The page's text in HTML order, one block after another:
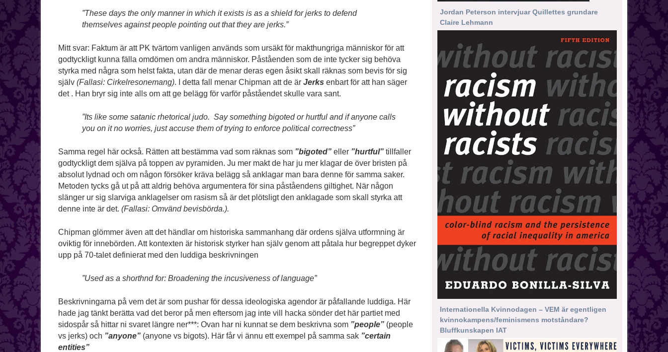
”These days the only manner in which itexists is as a shield for jerks to defend
themselves against people pointing out that they are jerks.”
Mitt svar: Faktum är att PK tvärtom vanligen används som ursäkt för makthungriga människor för att
godtyckligt kunna fälla omdömen om andra människor. Påståenden som de inte tycker sig behöva
styrka med några som helst fakta, utan där de menar deras egen åsikt skall räknas som bevis för sig
själv (Fallasi: Cirkelresonemang). I detta fall menar Chipman att de är Jerks enbart för att han säger
det . Han bryr sig inte alls om att ge belägg för varför påståendet skulle vara sant.
”Its like some satanic rhetorical judo. Say something bigoted or hurtful and if anyone calls
you on it no worries, just accuse them of trying to enforce political correctness”
Samma regel här också. Rätten att bestämma vad som räknas som ”bigoted” eller ”hurtful” tillfaller
godtyckligt dem själva på toppen av pyramiden. Ju mer makt de har ju mer klagar de över bristen på
absolut lydnad och om någon försöker kräva belägg så anklagar man bara denne för samma saker.
Metoden tycks gå ut på att aldrig behöva argumentera för sina påståendens giltighet. När någon
slänger ur sig slarviga anklagelser om rasism så är det plötsligt den anklagade som skall styrka att
denne inte är det. (Fallasi: Omvänd bevisbörda.).
Chipman glömmer även att det händlar om historiska sammanhang där ordens själva utformning är
oviktig för innebörden. Att kontexten är historisk styrker han själv genom att påtala hur begreppet dyker
upp på 70-talet definierat med den luddiga beskrivningen
”Used as a shorthnd for: Broadening the incusiveness of language”
Beskrivningarna på vem det är som pushar för dessa ideologiska agendor är påfallande luddiga. Här
hade jag tänkt berätta vad det beror på men eftersom jag inte vill hacka sönder det här partiet med
sidospår så hittar ni svaret längre ner***: Ovan har ni kunnat se dem beskrivna som ”people” (people
vs jerks) och ”anyone” (anyone vs bigots). Här får vi ännu ett exempel på samma sak ”certain
entities”
Jordan Peterson intervjuar Quillettes grundare
Claire Lehmann
Internationella Kvinnodagen – VEM är egentligen
kvinnokampens/feminismens motståndare?
Bluffkunskapen IAT